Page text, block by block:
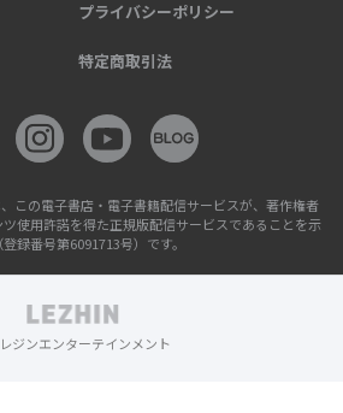
プライバシーポリシー
特定商取引法
この電子書店・電子書籍配信サービスが、著作権者
使用許諾を得た正規版配信サービスであることを示
録番号第6091713号）です。
ジンエンターテインメント